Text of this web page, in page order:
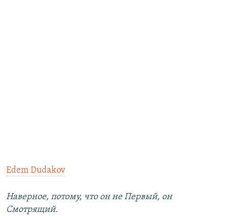
Edem Dudakov
Наверное, потому, что он не Первый, он
Смотрящий.